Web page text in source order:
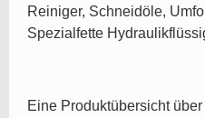
Reiniger, Schneidöle,
Spezialfette
Eine Produktübersicht